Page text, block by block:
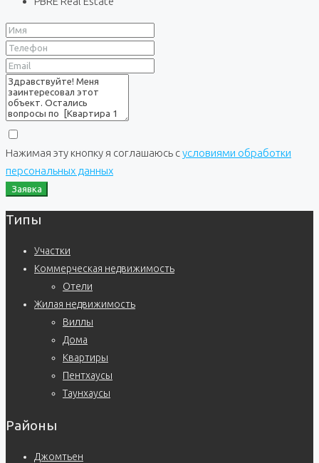
Нажимая эту кнопку я соглашаюсь сусловиями обработки
персональных данных
Заявка
Типы
Участки
Коммерческая недвижимость
Отели
Жилая недвижимость
Виллы
Дома
Квартиры
Пентхаусы
Таунхаусы
Районы
Джомтьен